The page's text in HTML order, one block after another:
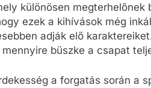
különösen
ezek a kihívások még
adják elő
büszke a csapat
a forgatás során a